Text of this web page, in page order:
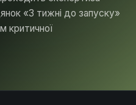
«3 тижні до запуску»
критичної